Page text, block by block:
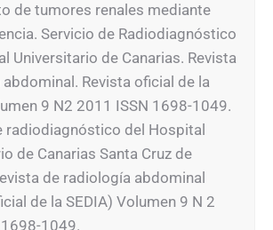
de tumores renales mediante
Servicio de Radiodiagnóstico
Universitario de Canarias. Revista
Revista oficial de la
9 N2 2011 ISSN 1698-1049.
radiodiagnóstico del Hospital
de Canarias Santa Cruz de
de radiología abdominal
de la SEDIA) Volumen 9 N 2
1049.